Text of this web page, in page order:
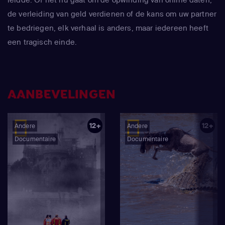
de verleiding van geld verdienen of de kans om uw partner
te bedriegen, elk verhaal is anders, maar iedereen heeft
een tragisch einde.
AANBEVELINGEN
Andere
Documentaire
12+
Andere
Documentaire
12+